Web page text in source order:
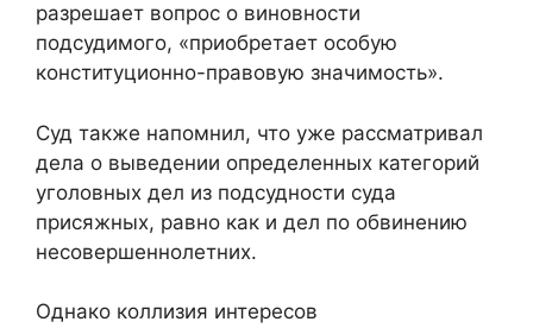
разрешает вопрос о виновности
подсудимого, «приобретает особую
конституционно-правовую значимость».
Суд также напомнил, что уже рассматривал
дела о выведении определенных категорий
уголовных дел из подсудности суда
присяжных, равно как и дел по обвинению
несовершеннолетних.
Однако коллизия интересов